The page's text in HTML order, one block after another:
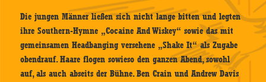
Die jungen Männer ließen sich nicht lange bitten und legten
ihre Southern-Hymne „Cocaine And Wiskey“ sowie das mit
gemeinsamen Headbanging versehene „Shake It“ als Zugabe
obendrauf. Haare flogen sowieso den ganzen Abend, sowohl
auf, als auch abseits der Bühne. Ben Crain und Andrew Davis